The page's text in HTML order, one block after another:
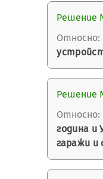
Решение
Относно:
Решение
Относно:
година и
гаражи и